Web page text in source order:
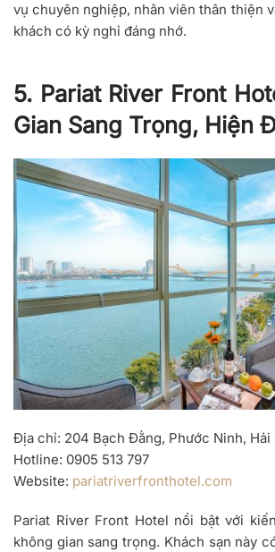
vụ chuyên nghiệp, nhân viên thân thiện
khách có kỳ nghỉ đáng nhớ.
5. Pariat River Front
Gian Sang Trọng, Hiện
Địa chỉ: 204 Bạch Đằng, Phước Ninh, Hải
Hotline: 0905 513 797
Website: pariatriverfronthotel.com
Pariat River Front Hotel nổi bật với
không gian sang trọng. Khách sạn này